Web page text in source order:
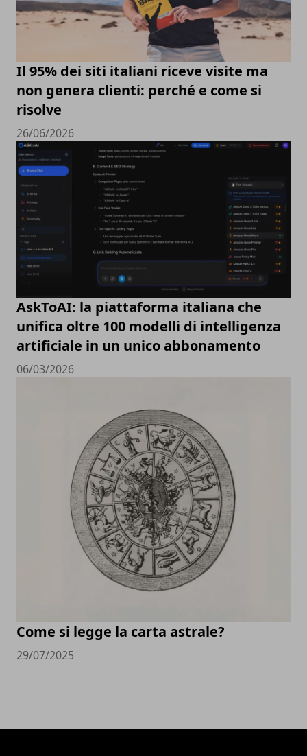
Il 95% dei siti italiani riceve visite ma
non genera clienti: perché e come si
risolve
26/06/2026
AskToAI: la piattaforma italiana che
unifica oltre 100 modelli di intelligenza
artificiale in un unico abbonamento
06/03/2026
Come si legge la carta astrale?
29/07/2025